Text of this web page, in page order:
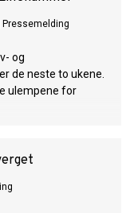
Pressemelding
og
de neste to ukene.
ulempene for